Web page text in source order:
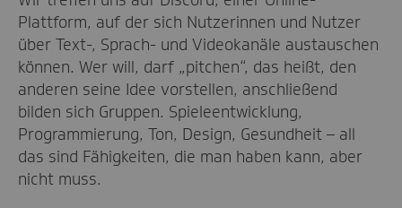
Plattform, auf der sich Nutzerinnen und Nutzer
über Text-, Sprach- und Videokanäle austauschen
können. Wer will, darf „pitchen“, das heißt, den
anderen seine Idee vorstellen, anschließend
bilden sich Gruppen. Spieleentwicklung,
Programmierung, Ton, Design, Gesundheit – all
das sind Fähigkeiten, die man haben kann, aber
nicht muss.